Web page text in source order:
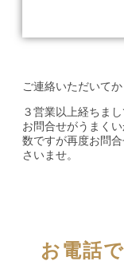
ご連絡いただいて
３営業以上経ちま
お問合せがうまく
数ですが再度お問
さいませ。
お電話